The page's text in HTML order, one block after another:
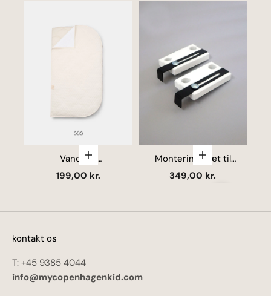
Vælg muligheder
Vandtæt
madrasbeskytter
Salgspris
199,00 kr.
Vælg
Monteringssæt til
Babybay (L-kroge) -
Salgspris
349,00 kr.
kontakt os
T: +45 9385 4044
info@mycopenhagenkid.com